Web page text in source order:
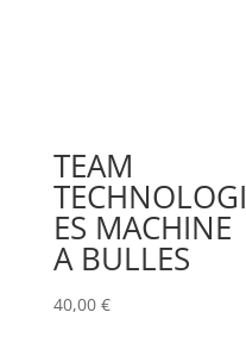
TEAM
TECHNOLOGI
ES MACHINE
A BULLES
40,00 €